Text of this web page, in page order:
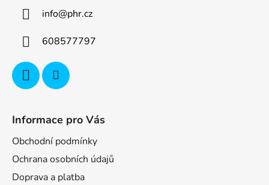
info@phr.cz
608577797
Informace pro Vás
Obchodní podmínky
Ochrana osobních údajů
Doprava a platba